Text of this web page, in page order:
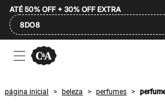
ATÉ 50% OFF + 30% OFF EXTRA
8DO8
Ofertas
Compre por Departamento
Masculino
Infantil
página inicial > beleza > perfumes >